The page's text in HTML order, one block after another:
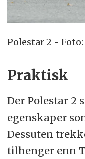
Polestar 2 -
Praktisk
Der Polestar 2
egenskaper
Dessuten
tilhenger enn